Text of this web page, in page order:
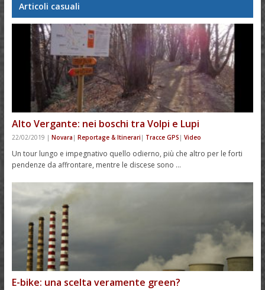
Articoli casuali
Alto Vergante: nei boschi tra Volpi e Lupi
22/02/2019 | Novara | Reportage & Itinerari | Tracce GPS | Video
Un tour lungo e impegnativo quello odierno, più che altro per le forti
pendenze da affrontare, mentre le discese sono …
E-bike: una scelta veramente green?